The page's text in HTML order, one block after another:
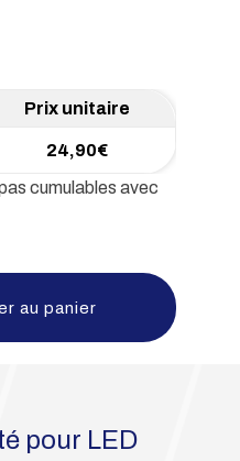
24,90€
cumulables avec
au panier
pour LED